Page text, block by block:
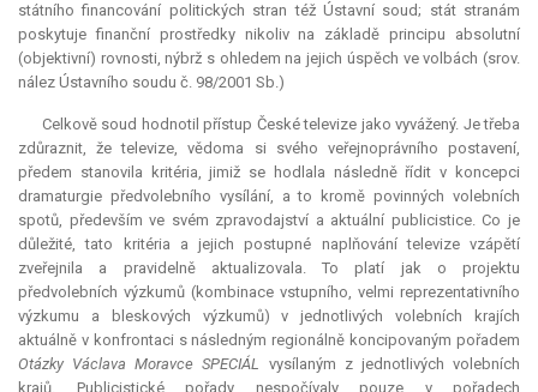
státního financování politických stran též Ústavní soud; stát stranám
poskytuje finanční prostředky nikoliv na základě principu absolutní
(objektivní) rovnosti, nýbrž s ohledem na jejich úspěch ve volbách (srov.
nález Ústavního soudu č. 98/2001 Sb.)
Celkově soud hodnotil přístup České televize jako vyvážený. Je třeba
zdůraznit, že televize, vědoma si svého veřejnoprávního postavení,
předem stanovila kritéria, jimiž se hodlala následně řídit v koncepci
dramaturgie předvolebního vysílání, a to kromě povinných volebních
spotů, především ve svém zpravodajství a aktuální publicistice. Co je
důležité, tato kritéria a jejich postupné naplňování televize vzápětí
zveřejnila a pravidelně aktualizovala. To platí jak o projektu
předvolebních výzkumů (kombinace vstupního, velmi reprezentativního
výzkumu a bleskových výzkumů) v jednotlivých volebních krajích
aktuálně v konfrontaci s následným regionálně koncipovaným pořadem
Otázky Václava Moravce SPECIÁL vysílaným z jednotlivých volebních
krajů. Publicistické pořady nespočívaly pouze v pořadech